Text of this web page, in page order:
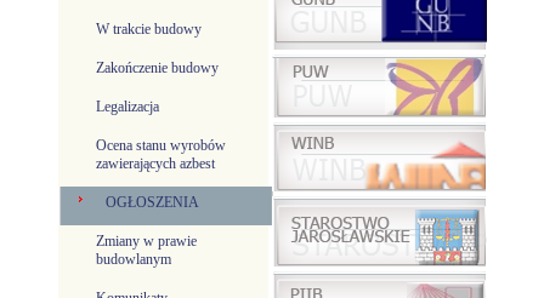
W trakcie budowy
Zakończenie budowy
Legalizacja
Ocena stanu wyrobów
zawierających azbest
OGŁOSZENIA
Zmiany w prawie
budowlanym